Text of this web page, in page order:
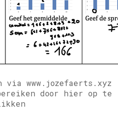
via www.jozefaerts.xyz
door hier op te